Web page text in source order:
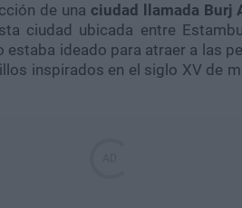
de una ciudad llamada Burj
ciudad ubicada entre Estambul
estaba ideado para atraer a las
inspirados en el siglo XV de